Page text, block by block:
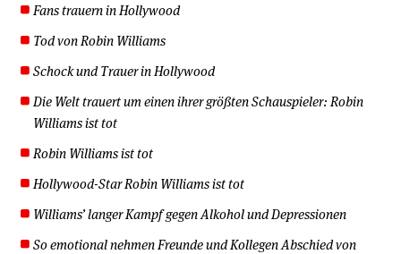
Fans trauern in Hollywood
Tod von Robin Williams
Schock und Trauer in Hollywood
Die Welt trauert um einen ihrer größten Schauspieler: Robin
Williams ist tot
Robin Williams ist tot
Hollywood-Star Robin Williams ist tot
Williams’ langer Kampf gegen Alkohol und Depressionen
So emotional nehmen Freunde und Kollegen Abschied von